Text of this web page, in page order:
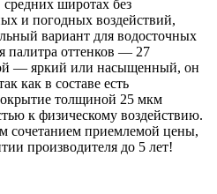
средних широтах без
и погодных воздействий,
вариант для водосточных
палитра оттенков — 27
— яркий или насыщенный, он
как в составе есть
толщиной 25 мкм
к физическому воздействию.
сочетанием приемлемой цены,
производителя до 5 лет!